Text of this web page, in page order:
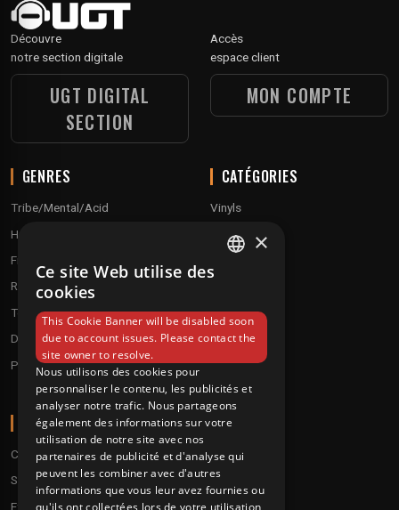
Découvre
notre section digitale
UGT DIGITAL
SECTION
Accès
espace client
MON COMPTE
GENRES
Tribe/Mental/Acid
Hardtek / Hardfloor
Frenchcore/Hardcore
Raggatek/ Jungletek
Techno / Hard Techno / Electro
Drum'n'Bass/Raggajungle
Pre order
CATÉGORIES
Vinyls
Cd's
A PROPOS
Conditions
Service client
Expédition & retours
×
Ce site Web utilise des
cookies
This Cookie Banner will be disabled soon
due to account issues. Please contact the
site owner to resolve.
Nous utilisons des cookies pour
personnaliser le contenu, les publicités et
analyser notre trafic. Nous partageons
également des informations sur votre
utilisation de notre site avec nos
partenaires de publicité et d'analyse qui
peuvent les combiner avec d'autres
informations que vous leur avez fournies ou
qu'ils ont collectées lors de votre utilisation